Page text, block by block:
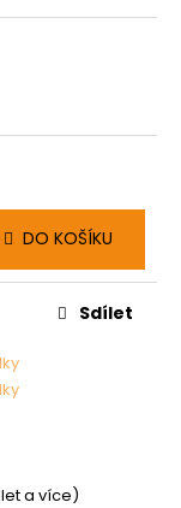
DO KOŠÍKU
a více)
Sdílet